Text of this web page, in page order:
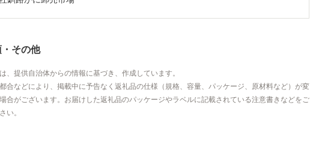
その他
、提供自治体からの情報に基づき、作成しています。
合などにより、掲載中に予告なく返礼品の仕様（規格、容量、パッケージ、原材料など）が変
合がございます。お届けした返礼品のパッケージやラベルに記載されている注意書きなどをご
い。